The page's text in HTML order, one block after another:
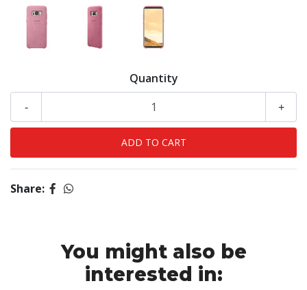
Quantity
+
-
Share:
You might also be
interested in: